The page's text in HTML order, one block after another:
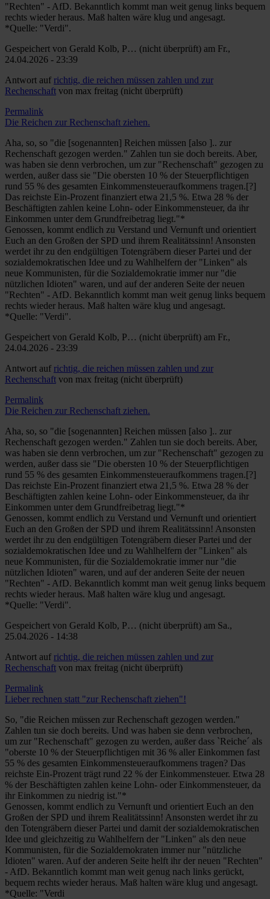
"Rechten" - AfD. Bekanntlich kommt man weit genug links bequem
rechts wieder heraus. Maß halten wäre klug und angesagt.
*Quelle: "Verdi".
Gespeichert von Gerald Kolb, P… (nicht überprüft) am Fr.,
24.04.2026 - 23:39
Antwort auf richtig, die reichen müssen zahlen und zur
Rechenschaft von max freitag (nicht überprüft)
Permalink
Die Reichen zur Rechenschaft ziehen.
Aha, so, so "die [sogenannten] Reichen müssen [also ].. zur
Rechenschaft gezogen werden." Zahlen tun sie doch bereits. Aber,
was haben sie denn verbrochen, um zur "Rechenschaft" gezogen zu
werden, außer dass sie "Die obersten 10 % der Steuerpflichtigen
rund 55 % des gesamten Einkommensteueraufkommens tragen.[?]
Das reichste Ein-Prozent finanziert etwa 21,5 %. Etwa 28 % der
Beschäftigten zahlen keine Lohn- oder Einkommensteuer, da ihr
Einkommen unter dem Grundfreibetrag liegt."*
Genossen, kommt endlich zu Verstand und Vernunft und orientiert
Euch an den Großen der SPD und ihrem Realitätssinn! Ansonsten
werdet ihr zu den endgültigen Totengräbern dieser Partei und der
sozialdemokratischen Idee und zu Wahlhelfern der "Linken" als
neue Kommunisten, für die Sozialdemokratie immer nur "die
nützlichen Idioten" waren, und auf der anderen Seite der neuen
"Rechten" - AfD. Bekanntlich kommt man weit genug links bequem
rechts wieder heraus. Maß halten wäre klug und angesagt.
*Quelle: "Verdi".
Gespeichert von Gerald Kolb, P… (nicht überprüft) am Fr.,
24.04.2026 - 23:39
Antwort auf richtig, die reichen müssen zahlen und zur
Rechenschaft von max freitag (nicht überprüft)
Permalink
Die Reichen zur Rechenschaft ziehen.
Aha, so, so "die [sogenannten] Reichen müssen [also ].. zur
Rechenschaft gezogen werden." Zahlen tun sie doch bereits. Aber,
was haben sie denn verbrochen, um zur "Rechenschaft" gezogen zu
werden, außer dass sie "Die obersten 10 % der Steuerpflichtigen
rund 55 % des gesamten Einkommensteueraufkommens tragen.[?]
Das reichste Ein-Prozent finanziert etwa 21,5 %. Etwa 28 % der
Beschäftigten zahlen keine Lohn- oder Einkommensteuer, da ihr
Einkommen unter dem Grundfreibetrag liegt."*
Genossen, kommt endlich zu Verstand und Vernunft und orientiert
Euch an den Großen der SPD und ihrem Realitätssinn! Ansonsten
werdet ihr zu den endgültigen Totengräbern dieser Partei und der
sozialdemokratischen Idee und zu Wahlhelfern der "Linken" als
neue Kommunisten, für die Sozialdemokratie immer nur "die
nützlichen Idioten" waren, und auf der anderen Seite der neuen
"Rechten" - AfD. Bekanntlich kommt man weit genug links bequem
rechts wieder heraus. Maß halten wäre klug und angesagt.
*Quelle: "Verdi".
Gespeichert von Gerald Kolb, P… (nicht überprüft) am Sa.,
25.04.2026 - 14:38
Antwort auf richtig, die reichen müssen zahlen und zur
Rechenschaft von max freitag (nicht überprüft)
Permalink
Lieber rechnen statt "zur Rechenschaft ziehen"!
So, "die Reichen müssen zur Rechenschaft gezogen werden."
Zahlen tun sie doch bereits. Und was haben sie denn verbrochen,
um zur "Rechenschaft" gezogen zu werden, außer dass `Reiche´ als
"oberste 10 % der Steuerpflichtigen mit 36 % aller Einkommen fast
55 % des gesamten Einkommensteueraufkommens tragen? Das
reichste Ein-Prozent trägt rund 22 % der Einkommensteuer. Etwa 28
% der Beschäftigten zahlen keine Lohn- oder Einkommensteuer, da
ihr Einkommen zu niedrig ist."*
Genossen, kommt endlich zu Vernunft und orientiert Euch an den
Großen der SPD und ihrem Realitätssinn! Ansonsten werdet ihr zu
den Totengräbern dieser Partei und damit der sozialdemokratischen
Idee und gleichzeitig zu Wahlhelfern der "Linken" als den neue
Kommunisten, für die Sozialdemokraten immer nur "nützliche
Idioten" waren. Auf der anderen Seite helft ihr der neuen "Rechten"
- AfD. Bekanntlich kommt man weit genug nach links gerückt,
bequem rechts wieder heraus. Maß halten wäre klug und angesagt.
*Quelle: "Verdi